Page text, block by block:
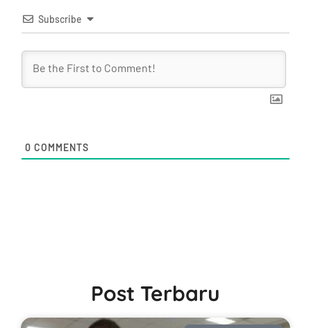
Subscribe
0 COMMENTS
Post Terbaru